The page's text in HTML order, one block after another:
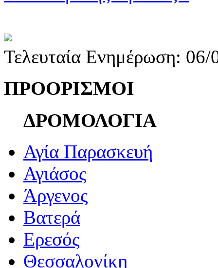
Τελευταία Ενημέρωση:
ΠΡΟΟΡΙΣΜΟΙ
ΔΡΟΜΟΛΟΓΙΑ
Αγία Παρασκευή
Αγιάσος
Άργενος
Βατερά
Ερεσός
Θεσσαλονίκη